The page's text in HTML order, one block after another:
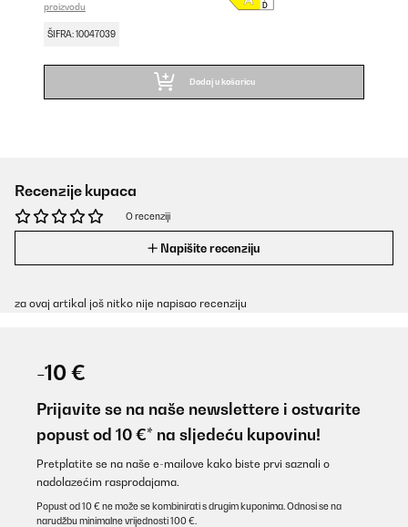
proizvodu
ŠIFRA: 10047039
Dodaj u košaricu
Recenzije kupaca
O recenziji
Napišite recenziju
za ovaj artikal još nitko nije napisao recenziju
-10 €
Prijavite se na naše newslettere i ostvarite
popust od 10 €* na sljedeću kupovinu!
Pretplatite se na naše e-mailove kako biste prvi saznali o
nadolazećim rasprodajama.
Popust od 10 € ne može se kombinirati s drugim kuponima. Odnosi se na
narudžbu minimalne vrijednosti 100 €.